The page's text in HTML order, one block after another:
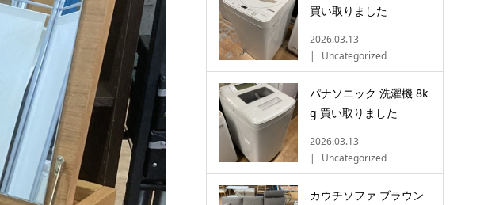
買い取りました
2026.03.13
Uncategorized
パナソニック 洗濯機 8k
g 買い取りました
2026.03.13
Uncategorized
カウチソファ ブラウン